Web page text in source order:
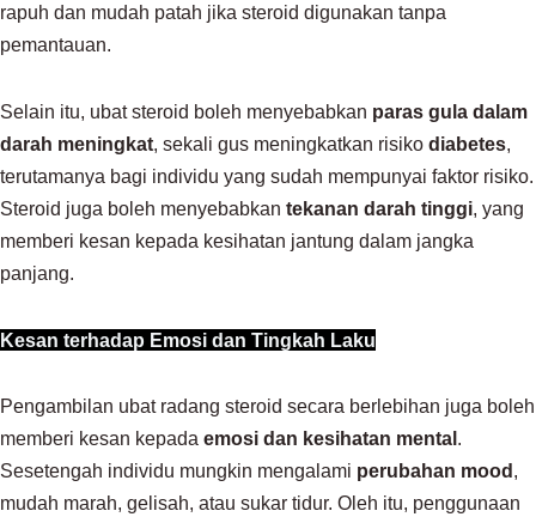
rapuh dan mudah patah jika steroid digunakan tanpa
pemantauan.
Selain itu, ubat steroid boleh menyebabkan paras gula dalam
darah meningkat, sekali gus meningkatkan risiko diabetes,
terutamanya bagi individu yang sudah mempunyai faktor risiko.
Steroid juga boleh menyebabkan tekanan darah tinggi, yang
memberi kesan kepada kesihatan jantung dalam jangka
panjang.
Kesan terhadap Emosi dan Tingkah Laku
Pengambilan ubat radang steroid secara berlebihan juga boleh
memberi kesan kepada emosi dan kesihatan mental .
Sesetengah individu mungkin mengalami perubahan mood ,
mudah marah, gelisah, atau sukar tidur. Oleh itu, penggunaan